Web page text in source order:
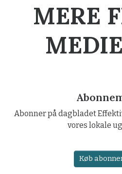
MERE
Abonner på dagbladet
vores lokale
Køb